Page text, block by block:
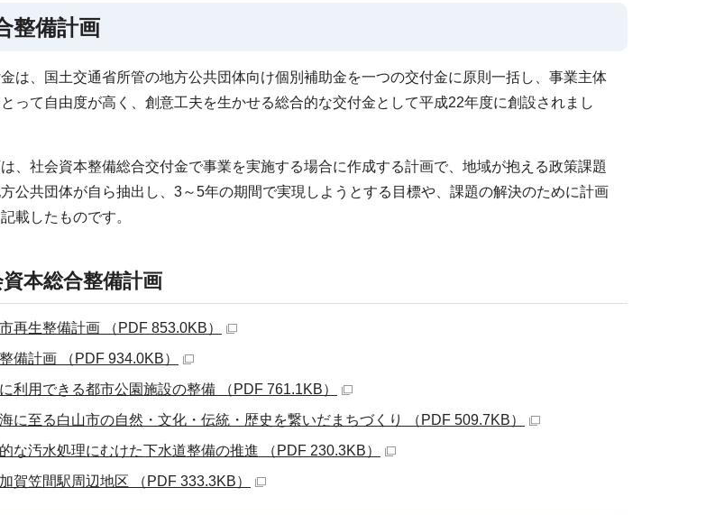
整備計画
は、国土交通省所管の地方公共団体向け個別補助金を一つの交付金に原則一括し、事業主体
って自由度が高く、創意工夫を生かせる総合的な交付金として平成22年度に創設されまし
、社会資本整備総合交付金で事業を実施する場合に作成する計画で、地域が抱える政策課題
公共団体が自ら抽出し、3～5年の期間で実現しようとする目標や、課題の解決のために計画
載したものです。
本総合整備計画
再生整備計画 （PDF 853.0KB）
備計画 （PDF 934.0KB）
利用できる都市公園施設の整備 （PDF 761.1KB）
に至る白山市の自然・文化・伝統・歴史を繋いだまちづくり （PDF 509.7KB）
な汚水処理にむけた下水道整備の推進 （PDF 230.3KB）
賀笠間駅周辺地区 （PDF 333.3KB）